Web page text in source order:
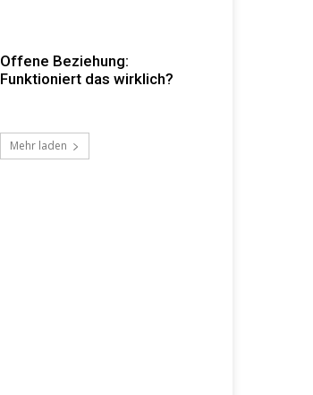
Offene Beziehung:
Funktioniert das wirklich?
Mehr laden